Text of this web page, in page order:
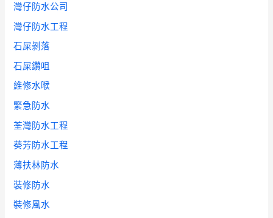
灣仔防水公司
灣仔防水工程
石屎剝落
石屎鑽咀
維修水喉
緊急防水
荃灣防水工程
葵芳防水工程
薄扶林防水
裝修防水
裝修風水